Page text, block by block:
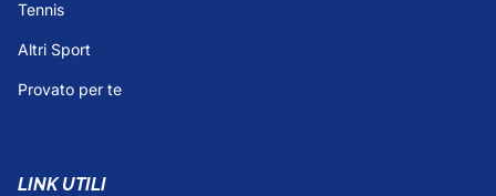
Tennis
Altri Sport
Provato per te
LINK UTILI